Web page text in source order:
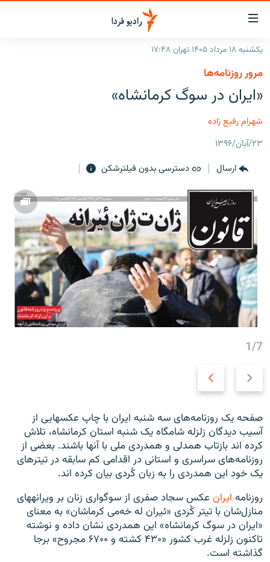
لینک‌های
قابلیت
دسترسی
بازگشت
منوی
اصلی
جستجو
ایران
جهان
رادیو
انتخاب کنید و بشنوید
برنامه‌های رادیویی
فرکانس‌ها
پادکست
چندرسانه‌ای
گزارش‌های تصویری
گزارش‌های ویدئویی
زنان فردا
English
به ما بپیوندید
زبان‌های دیگر
یکشنبه ۱۸ مرداد ۱۴۰۵ تهران ۱۷:۴۸
مرور روزنامه‌ها
«ایران در سوگ کرمانشاه»
شهرام رفیع زاده
۲۳/آبان/۱۳۹۶
ارسال
دسترسی بدون فیلترشکن
1/7
Previous
slide
Next
slide
صفحه یک روزنامه‌های سه شنبه ایران با چاپ عکس‎هایی از
آسیب دیدگان زلزله شامگاه یک شنبه استان کرمانشاه، تلاش
کرده اند بازتاب همدلی و همدردی ملی با آنها باشند. بعضی از
روزنامه‌های سراسری و استانی در اقدامی کم سابقه در تیترهای
یک خود این همدردی را به زبان کُردی بیان کرده اند.
روزنامه ایران
عکس سجاد صفری از سوگواری زنان بر ویرانه‎های
منازل‌شان با تیتر کُردی «ئیران له خه‌می کرماشان» به معنای
«ایران در سوگ کرمانشاه» این همدردی نشان داده و نوشته
تاکنون زلزله غرب کشور «۴۳۰ کشته و ۶۷۰۰ مجروح» برجا
گذاشته است.